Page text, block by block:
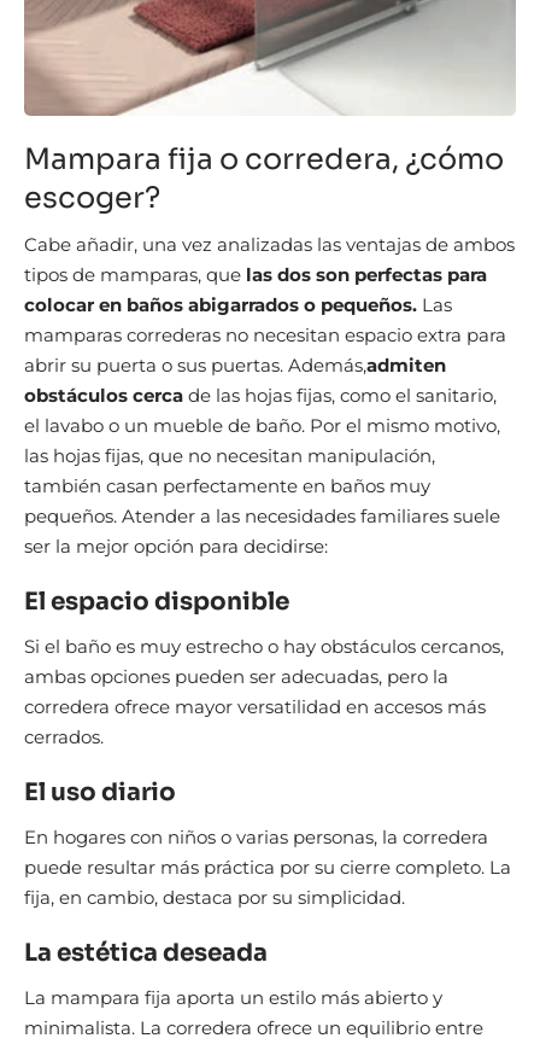
Mampara fija o corredera, ¿cómo
escoger?
Cabe añadir, una vez analizadas las ventajas de ambos
tipos de mamparas, que las dos son perfectas para
colocar en baños abigarrados o pequeños. Las
mamparas correderas no necesitan espacio extra para
abrir su puerta o sus puertas. Además,admiten
obstáculos cerca de las hojas fijas, como el sanitario,
el lavabo o un mueble de baño. Por el mismo motivo,
las hojas fijas, que no necesitan manipulación,
también casan perfectamente en baños muy
pequeños. Atender a las necesidades familiares suele
ser la mejor opción para decidirse:
El espacio disponible
Si el baño es muy estrecho o hay obstáculos cercanos,
ambas opciones pueden ser adecuadas, pero la
corredera ofrece mayor versatilidad en accesos más
cerrados.
El uso diario
En hogares con niños o varias personas, la corredera
puede resultar más práctica por su cierre completo. La
fija, en cambio, destaca por su simplicidad.
La estética deseada
La mampara fija aporta un estilo más abierto y
minimalista. La corredera ofrece un equilibrio entre